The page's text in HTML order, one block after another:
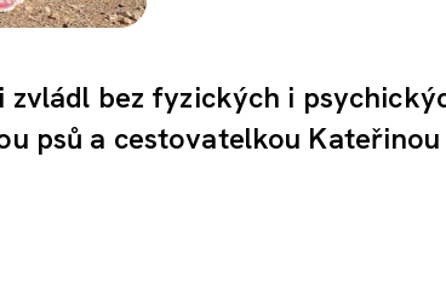
bez fyzických i
psů a cestovatelkou Kateřinou